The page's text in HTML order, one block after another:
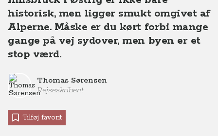
historisk, men ligger smukt omgivet af
Alperne. Måske er du kørt forbi mange
gange på vej sydover, men byen er et
stop værd.
Thomas Sørensen
Rejseskribent
Tilføj favorit